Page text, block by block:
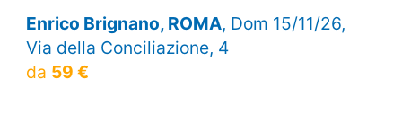
Enrico Brignano, ROMA, Dom 15/11/26,
Via della Conciliazione, 4
da 59 €